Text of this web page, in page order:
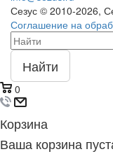
Сезус © 2010-2026,
Соглашение на
Найти
0
Корзина
Ваша корзина